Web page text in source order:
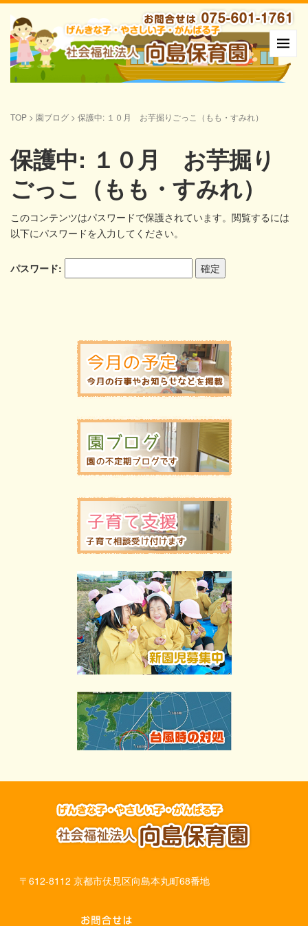
TOP > 園ブログ > 保護中: １０月 お芋掘りごっこ（もも・すみれ）
保護中: １０月 お芋掘り
ごっこ（もも・すみれ）
このコンテンツはパスワードで保護されています。閲覧するには
以下にパスワードを入力してください。
パスワード:
〒612-8112 京都市伏見区向島本丸町68番地